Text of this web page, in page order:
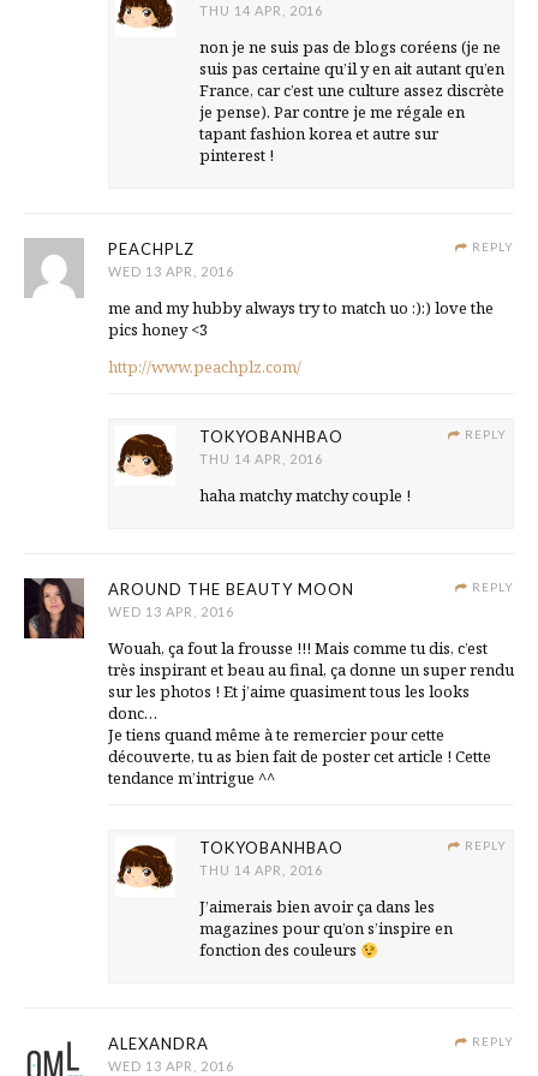
THU 14 APR, 2016
non je ne suis pas de blogs coréens (je ne
suis pas certaine qu’il y en ait autant qu’en
France, car c’est une culture assez discrète
je pense). Par contre je me régale en
tapant fashion korea et autre sur
pinterest !
REPLY
PEACHPLZ
WED 13 APR, 2016
me and my hubby always try to match uo :):) love the
pics honey <3
http://www.peachplz.com/
REPLY
TOKYOBANHBAO
THU 14 APR, 2016
haha matchy matchy couple !
REPLY
AROUND THE BEAUTY MOON
WED 13 APR, 2016
Wouah, ça fout la frousse !!! Mais comme tu dis, c’est
très inspirant et beau au final, ça donne un super rendu
sur les photos ! Et j’aime quasiment tous les looks
donc…
Je tiens quand même à te remercier pour cette
découverte, tu as bien fait de poster cet article ! Cette
tendance m’intrigue ^^
REPLY
TOKYOBANHBAO
THU 14 APR, 2016
J’aimerais bien avoir ça dans les
magazines pour qu’on s’inspire en
fonction des couleurs
REPLY
ALEXANDRA
WED 13 APR, 2016